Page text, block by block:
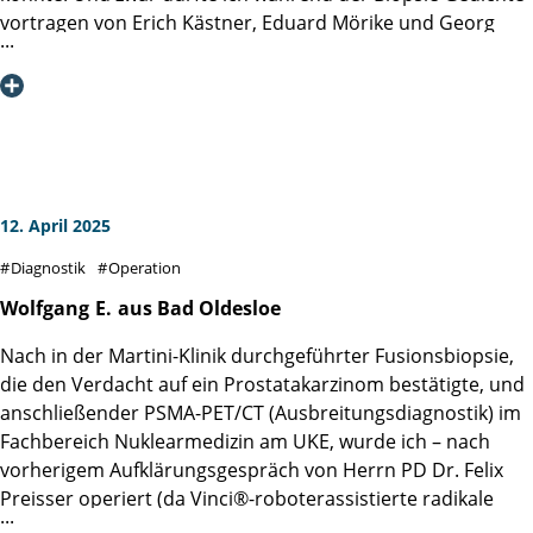
vortragen von Erich Kästner, Eduard Mörike und Georg
Trakl. Das lenkte mich ab und die Damen waren so
begeistert, wie es ein Rezitator von Gedichten gerne hat.
12. April 2025
Diagnostik Operation
Wolfgang E. aus Bad Oldesloe
Nach in der Martini-Klinik durchgeführter Fusionsbiopsie,
die den Verdacht auf ein Prostatakarzinom bestätigte, und
anschließender PSMA-PET/CT (Ausbreitungsdiagnostik) im
Fachbereich Nuklearmedizin am UKE, wurde ich ­– nach
vorherigem Aufklärungsgespräch von Herrn PD Dr. Felix
Preisser operiert (da Vinci®-roboterassistierte radikale
Prostatektomie). Über den problemlosen Verlauf der